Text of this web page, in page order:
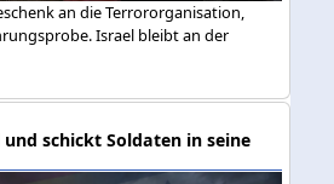
an die Terrororganisation,
Israel bleibt an der
schickt Soldaten in seine